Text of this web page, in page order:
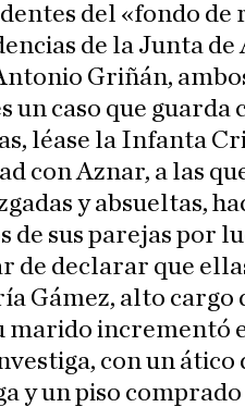
del «fondo de
de la Junta
Griñán,
un caso que
léase la Infanta
con Aznar, a las
y absueltas,
de sus parejas por
de declarar que
Gámez, alto
marido
con un
y un piso